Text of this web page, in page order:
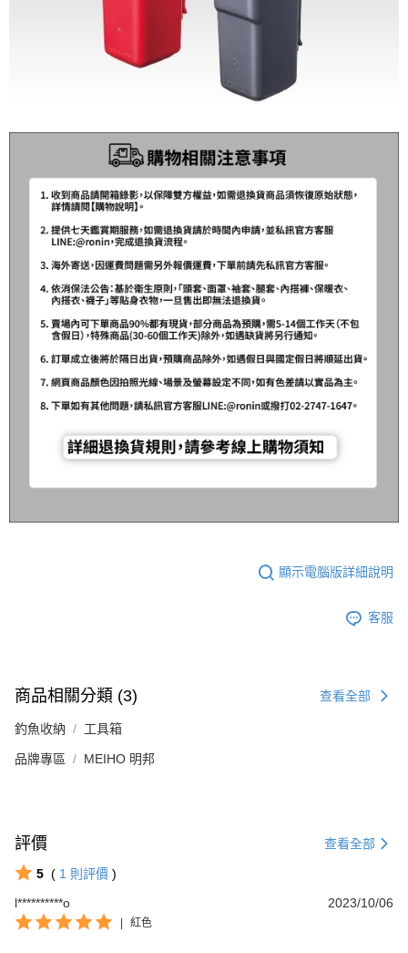
顯示電腦版詳細說明
客服
商品相關分類 (3) 查看全部
釣魚收納 工具箱
品牌專區 MEIHO 明邦
評價 查看全部
5 ( 1 則評價 )
l**********o
2023/10/06
| 紅色